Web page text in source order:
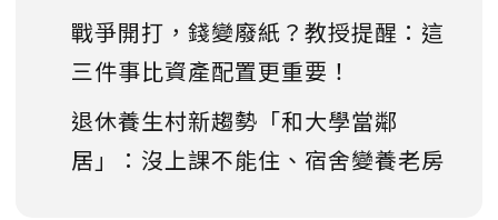
戰爭開打，錢變廢紙？教授提醒：這
三件事比資產配置更重要！
退休養生村新趨勢「和大學當鄰
居」：沒上課不能住、宿舍變養老房